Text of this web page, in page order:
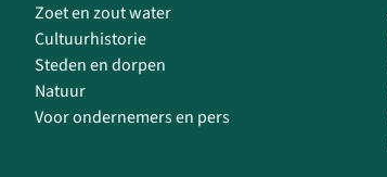
Zoet en zout water
Cultuurhistorie
Steden en dorpen
Natuur
Voor ondernemers en pers